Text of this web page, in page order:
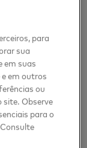
todas as
. Mais de 40%
aceitarão
desejam
assistentes
agências
Kantar, por
para
sua
em suas
em outros
ou
Observe
para o